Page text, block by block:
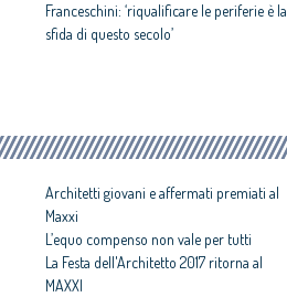
Franceschini: ‘riqualificare le periferie è la
sfida di questo secolo’
Architetti giovani e affermati premiati al
Maxxi
L’equo compenso non vale per tutti
La Festa dell'Architetto 2017 ritorna al
MAXXI